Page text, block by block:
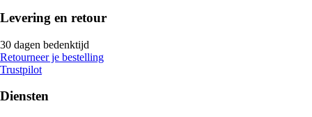
Levering en retour
30 dagen bedenktijd
Retourneer je bestelling
Trustpilot
Diensten